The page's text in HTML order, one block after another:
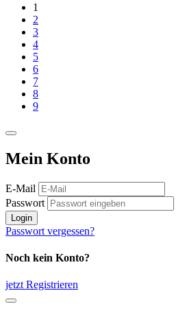
1
2
3
4
5
6
7
8
9
Mein Konto
E-Mail
Passwort
Login
Passwort vergessen?
Noch kein Konto?
jetzt Registrieren